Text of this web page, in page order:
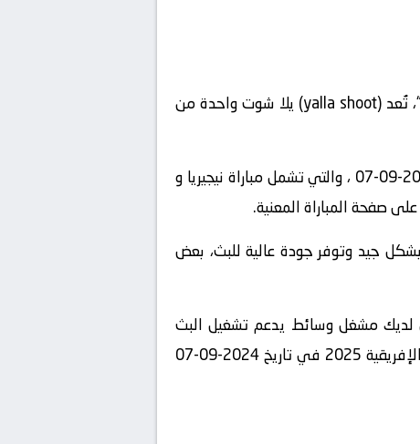
، يمكنك استخدام منصة “يلا شوت“، تُعد (yalla shoot) يلا شوت واحدة من
” على الإنترنت واستعرض قائمة المباريات المباشرة المتاحة في تاريخ2024-09-07 ، والتي تشمل مباراة نيجيريا و
جيد وتوفر جودة عالية للبث، بعض
لديك مشغل وسائط يدعم تشغيل البث
المباشر، يمكنك الاستمتاع بمشاهدة المباراة المشوقة بين نيجيريا و بنين في بطولة تصفيات كأس الأمم الإفريقية 2025 في تاريخ 2024-09-07